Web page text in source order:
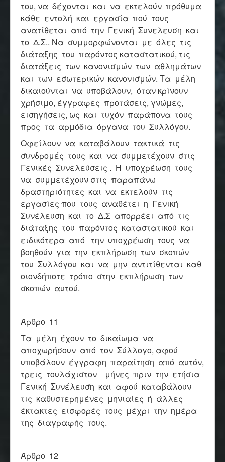
του, να δέχονται και να εκτελούν πρόθυμα
κάθε εντολή και εργασία πού τους
ανατίθεται από την Γενική Συνελευση και
το Δ.Σ.. Να συμμορφώνονται με όλες τις
διάταξης του παρόντος καταστατικού, τις
διατάξεις των κανονισμών των αθλημάτων
και των εσωτερικών κανονισμών. Τα μέλη
δικαιούνται να υποβάλουν, όταν κρίνουν
χρήσιμο, έγγραφες προτάσεις, γνώμες,
εισηγήσεις, ως και τυχόν παράπονα τους
προς τα αρμόδια όργανα του Συλλόγου.
Οφείλουν να καταβάλουν τακτικά τις
συνδρομές τους και να συμμετέχουν στις
Γενικές Συνελεύσεις . Η υποχρέωση τους
να συμμετέχουν στις παραπάνω
δραστηριότητες και να εκτελούν τις
εργασίες που τους αναθέτει η Γενική
Συνέλευση και το Δ.Σ απορρέει από τις
διάταξης του παρόντος καταστατικού και
ειδικότερα από την υποχρέωση τους να
βοηθούν για την εκπλήρωση των σκοπών
του Συλλόγου και να μην αντιτίθενται καθ
οιονδήποτε τρόπο στην εκπλήρωση των
σκοπών αυτού.
Άρθρο 11
Τα μέλη έχουν το δικαίωμα να
αποχωρήσουν από τον Σύλλογο, αφού
υποβάλουν έγγραφη παραίτηση από αυτόν,
τρεις τουλάχιστον μήνες πριν την ετήσια
Γενική Συνέλευση και αφού καταβάλουν
τις καθυστερημένες μηνιαίες ή άλλες
έκτακτες εισφορές τους μέχρι την ημέρα
της διαγραφής τους.
Άρθρο 12